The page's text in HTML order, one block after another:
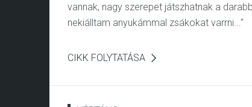
vannak, nagy szerepet játszhatnak a
nekiálltam anyukámmal zsákokat varrni..."
CIKK FOLYTATÁSA